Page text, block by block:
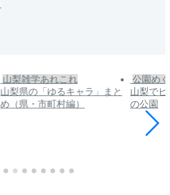
山梨雑学あれこれ
山梨県の「ゆるキャラ」まと
め（県・市町村編）
公園め
山梨で
の公園